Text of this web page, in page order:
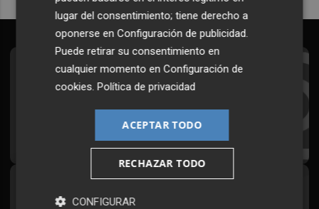
Suscríbete al Boletín
¡Quiero suscribirme!
Síguenos en redes
lugar del consentimiento; tiene derecho a
oponerse enConfiguración de publicidad.
Puede retirar su consentimiento en
cualquier momento enConfiguración de
cookies.Política de privacidad
ACEPTAR TODO
RECHAZAR TODO
CONFIGURAR